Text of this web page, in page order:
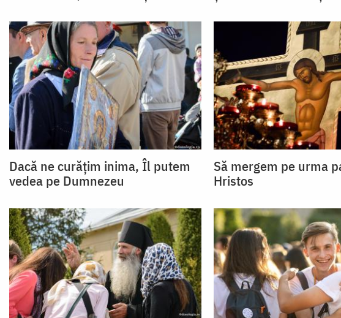
Dacă ne curățim inima, Îl putem
vedea pe Dumnezeu
Să mergem pe urma
Hristos